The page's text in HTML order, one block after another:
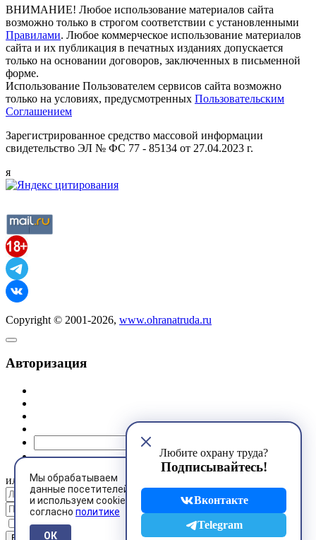
Мы обрабатываем
данные посетителей
и используем cookies
согласно политике
ОК
Любите охрану труда?
Подписывайтесь!
Вконтакте
Telegram
ВНИМАНИЕ! Любое использование материалов сайта
возможно только в строгом соответствии с установленными
Правилами. Любое коммерческое использование материалов
сайта и их публикация в печатных изданиях допускается
только на основании договоров, заключенных в письменной
форме.
Использование Пользователем сервисов сайта возможно
только на условиях, предусмотренных Пользовательским
Соглашением
Зарегистрированное средство массовой информации
свидетельство ЭЛ № ФС 77 - 85134 от 27.04.2023 г.
я
Copyright © 2001-2026, www.ohranatruda.ru
Авторизация
или
Запомнить меня